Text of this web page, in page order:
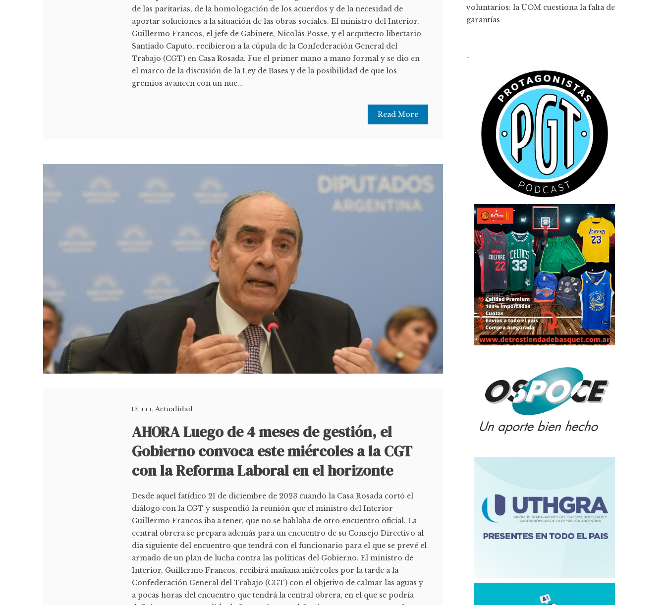
de las paritarias, de la homologación de los acuerdos y de la necesidad de
aportar soluciones a la situación de las obras sociales. El ministro del Interior,
Guillermo Francos, el jefe de Gabinete, Nicolás Posse, y el arquitecto libertario
Santiado Caputo, recibieron a la cúpula de la Confederación General del
Trabajo (CGT) en Casa Rosada. Fue el primer mano a mano formal y se dio en
el marco de la discusión de la Ley de Bases y de la posibilidad de que los
gremios avancen con un nue...
Read More
+++,Actualidad
AHORA Luego de 4 meses de gestión, el
Gobierno convoca este miércoles a la CGT
con la Reforma Laboral en el horizonte
Desde aquel fatídico 21 de diciembre de 2023 cuando la Casa Rosada cortó el
diálogo con la CGT y suspendió la reunión que el ministro del Interior
Guillermo Francos iba a tener, que no se hablaba de otro encuentro oficial. La
central obrera se prepara además para un encuentro de su Consejo Directivo al
día siguiente del encuentro que tendrá con el funcionario para el que se prevé el
armado de un plan de lucha contra las políticas del Gobierno. El ministro de
Interior, Guillermo Francos, recibirá mañana miércoles por la tarde a la
Confederación General del Trabajo (CGT) con el objetivo de calmar las aguas y
a pocas horas del encuentro que tendrá la central obrera, en el que se podría
voluntarios: la UOM cuestiona la falta de
garantías
-